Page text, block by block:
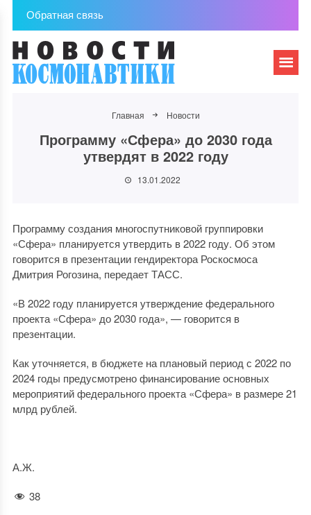
Обратная связь
Главная Новости
Программу «Сфера» до 2030 года
утвердят в 2022 году
13.01.2022
Программу создания многоспутниковой группировки
«Сфера» планируется утвердить в 2022 году. Об этом
говорится в презентации гендиректора Роскосмоса
Дмитрия Рогозина, передает ТАСС.
«В 2022 году планируется утверждение федерального
проекта «Сфера» до 2030 года», — говорится в
презентации.
Как уточняется, в бюджете на плановый период с 2022 по
2024 годы предусмотрено финансирование основных
мероприятий федерального проекта «Сфера» в размере 21
млрд рублей.
А.Ж.
38